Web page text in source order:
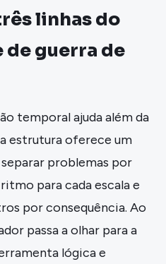
linhas do
guerra de
temporal ajuda além da
estrutura oferece um
problemas por
para cada escala e
por consequência. Ao
passa a olhar para a
lógica e